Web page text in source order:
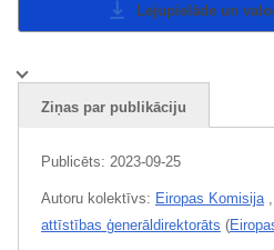
Lejupielāde un
Ziņas par publikāciju
Publicēts: 2023-09-25
Autoru kolektīvs: Eiropas Komisija
attīstības ģenerāldirektorāts (